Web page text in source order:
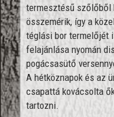
termesztésű szőlőből
összemérik, így a
téglási bor termelőjét
felajánlása nyomán
pogácsasütő
A hétköznapok és az
csapattá kovácsolta
tartozni.